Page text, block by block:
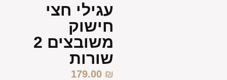
עגילי חצי
חישוק
משובצים 2
שורות
179.00 ₪